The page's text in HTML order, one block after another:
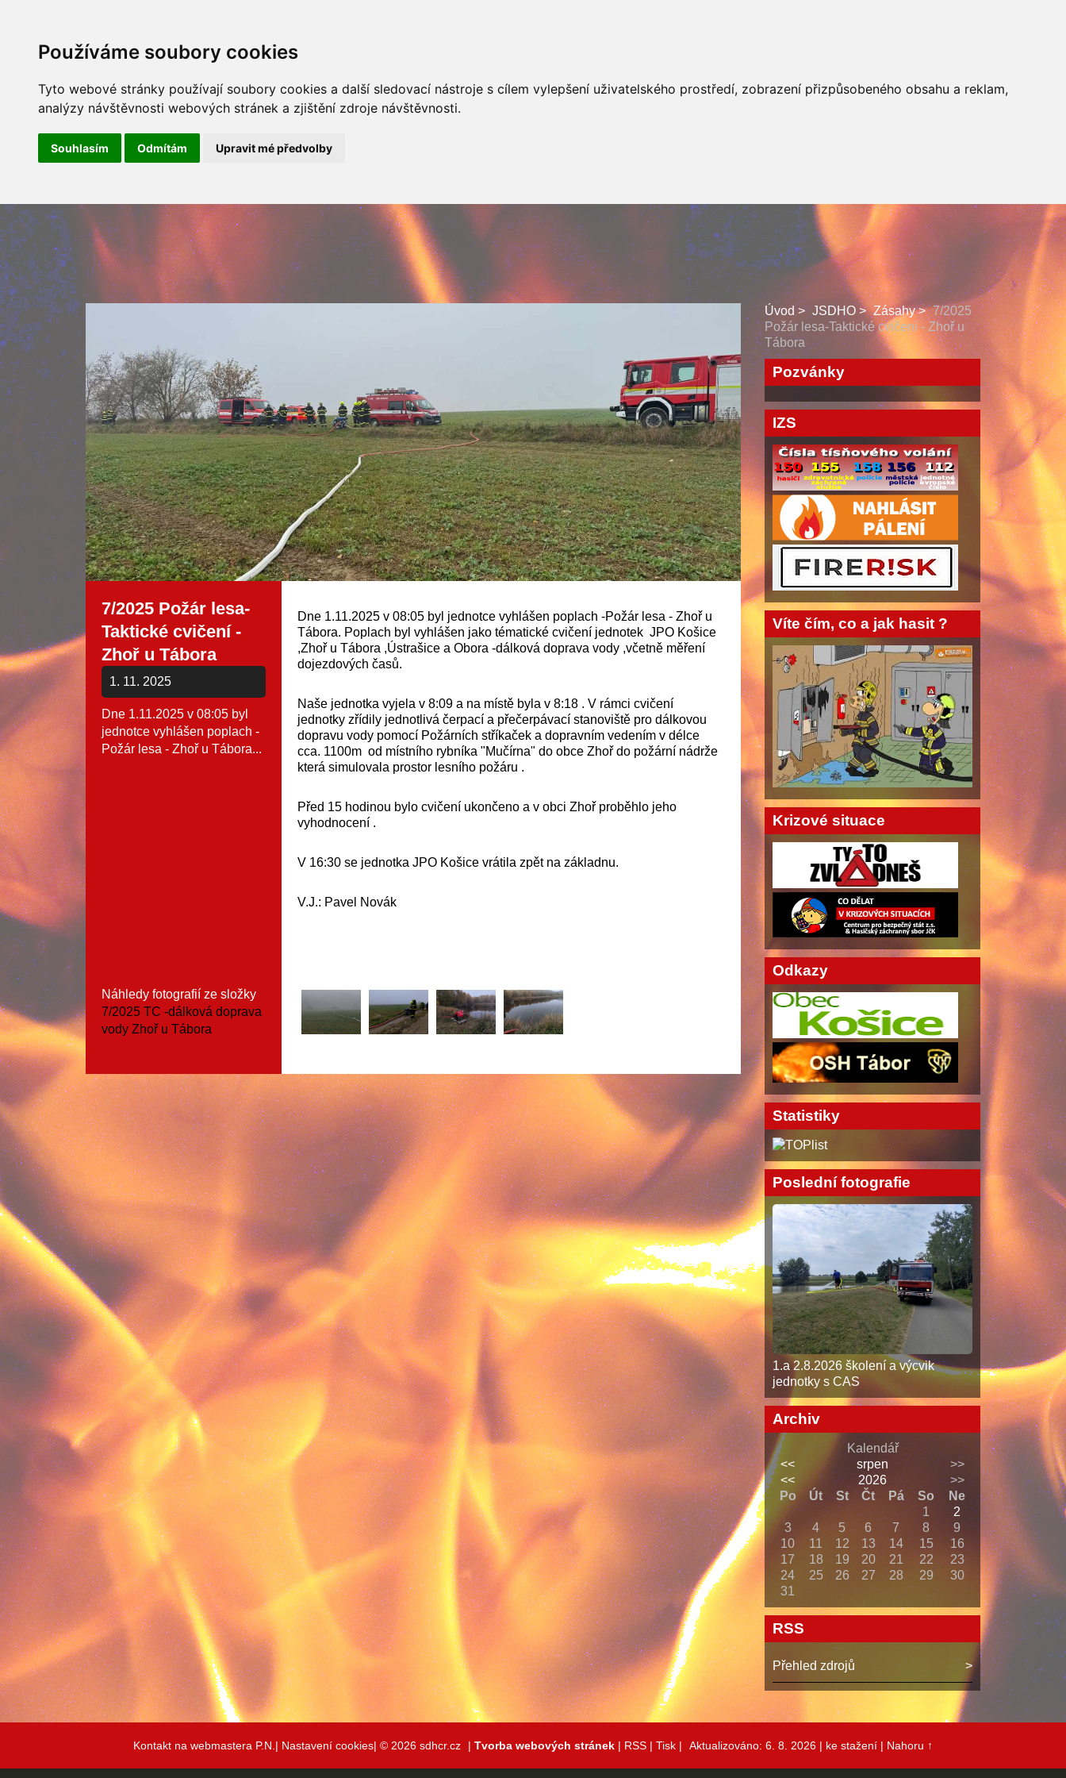
Používáme soubory cookies
Tyto webové stránky používají soubory cookies a další sledovací nástroje s cílem vylepšení uživatelského prostředí, zobrazení přizpůsobeného obsahu a reklam,
analýzy návštěvnosti webových stránek a zjištění zdroje návštěvnosti.
Souhlasím Odmítám Upravit mé předvolby
ÚVOD NOVINKY
7/2025 Požár lesa-
Taktické cvičení -
Zhoř u Tábora
1. 11. 2025
Dne 1.11.2025 v 08:05 byl
jednotce vyhlášen poplach -
Požár lesa - Zhoř u Tábora...
Dne 1.11.2025 v 08:05 byl jednotce vyhlášen poplach -Požár lesa - Zhoř u
Tábora. Poplach byl vyhlášen jako tématické cvičení jednotek JPO Košice
,Zhoř u Tábora ,Ústrašice a Obora -dálková doprava vody ,včetně měření
dojezdových časů.
Naše jednotka vyjela v 8:09 a na místě byla v 8:18 . V rámci cvičení
jednotky zřídily jednotlivá čerpací a přečerpávací stanoviště pro dálkovou
dopravu vody pomocí Požárních stříkaček a dopravním vedením v délce
cca. 1100m od místního rybníka "Mučírna" do obce Zhoř do požární nádrže
která simulovala prostor lesního požáru .
Před 15 hodinou bylo cvičení ukončeno a v obci Zhoř proběhlo jeho
vyhodnocení .
V 16:30 se jednotka JPO Košice vrátila zpět na základnu.
V.J.: Pavel Novák
Náhledy fotografií ze složky
7/2025 TC -dálková doprava
vody Zhoř u Tábora
Úvod JSDHO Zásahy
7/2025
Požár lesa-Taktické cvičení - Zhoř u
Tábora
Pozvánky
IZS
Víte čím, co a jak hasit ?
Krizové situace
Odkazy
Statistiky
Poslední fotografie
1.a 2.8.2026 školení a výcvik
jednotky s CAS
Archiv
Kalendář
<<
srpen
>>
<<
2026
>>
Po
Út St Čt Pá So
Ne
1
2
3
4 5 6 7 8
9
10
11 12 13 14 15
16
17
18 19 20 21 22
23
24
25 26 27 28 29
30
31
RSS
Přehled zdrojů
Kontakt na webmastera P.N.| Nastavení cookies| © 2026 sdhcr.cz | Tvorba webových stránek | RSS | Tisk | Aktualizováno: 6. 8. 2026 | ke stažení | Nahoru ↑